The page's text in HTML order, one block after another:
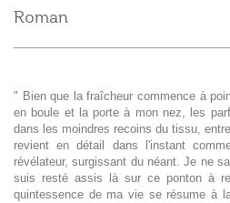
Roman
" Bien que la fraîcheur commence à
en boule et la porte à mon nez, les
dans les moindres recoins du tissu,
revient en détail dans l'instant
révélateur, surgissant du néant. Je ne
suis resté assis là sur ce ponton à
quintessence de ma vie se résume à